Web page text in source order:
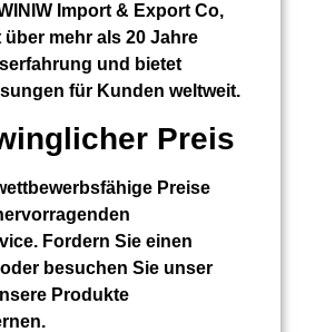
Import & Export Co,
über mehr als 20 Jahre
und bietet
für Kunden weltweit.
Preis
Preise
Fordern Sie einen
besuchen Sie unser
Produkte